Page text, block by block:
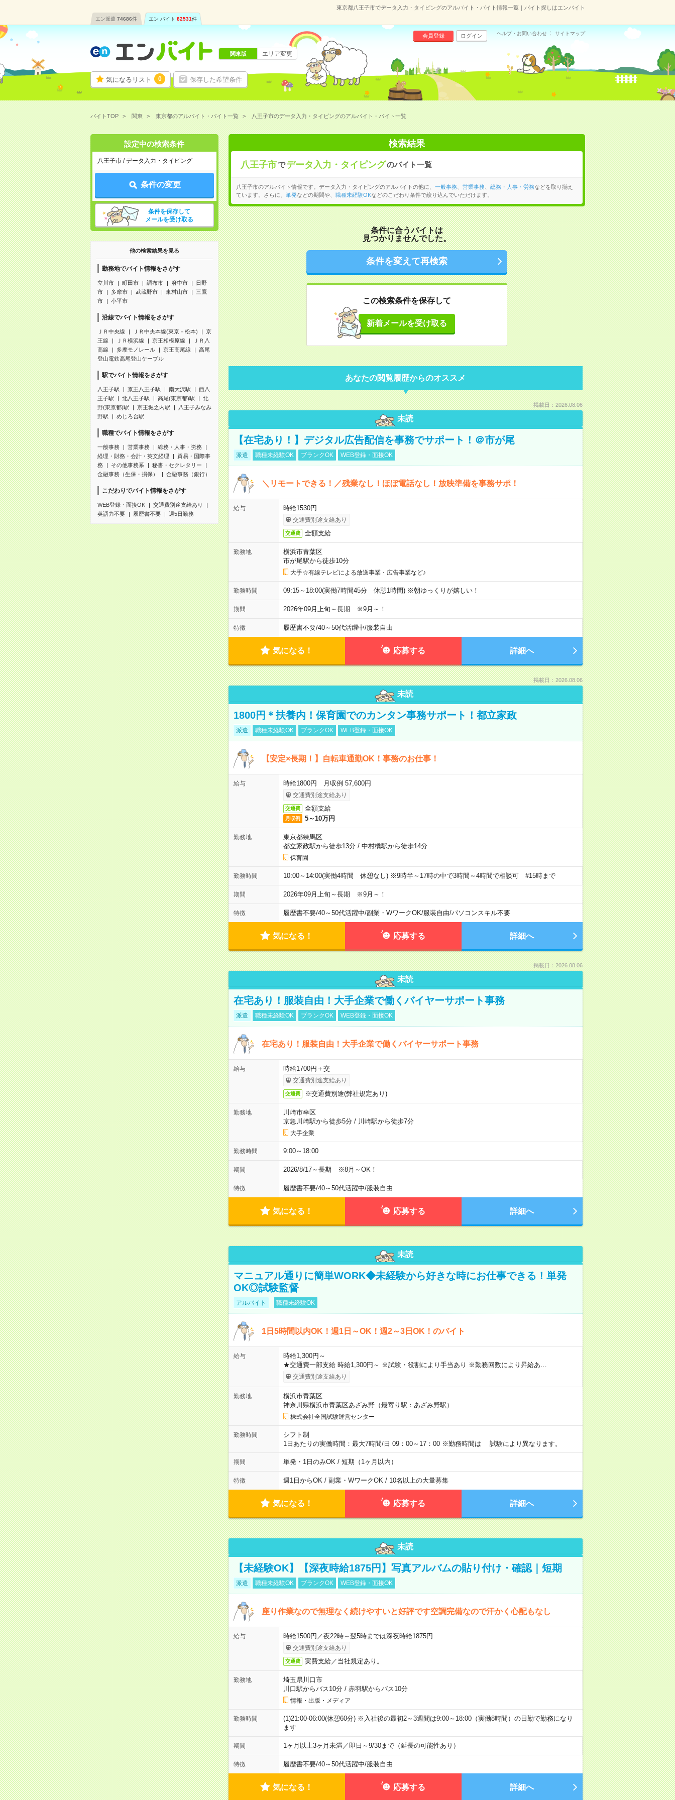
東京都八王子市でデータ入力・タイピングのアルバイト・バイト情報一覧｜バイト探しはエンバイト
エン派遣 74686件 エン バイト 82531件
気になるリスト 0 保存した希望条件
会員登録 ログイン ヘルプ・お問い合わせ サイトマップ
関東版 エリア変更
バイトTOP 関東 東京都のアルバイト・バイト一覧 八王子市のデータ入力・タイピングのアルバイト・バイト一覧
設定中の検索条件
八王子市 / データ入力・タイピング
条件の変更
条件を保存して
メールを受け取る
他の検索結果を見る
勤務地でバイト情報をさがす
立川市 町田市 調布市 府中市
日野
市
多摩市 武蔵野市 東村山市
三鷹
市
小平市
沿線でバイト情報をさがす
ＪＲ中央線 ＪＲ中央本線(東京－松本)
京
王線
ＪＲ横浜線 京王相模原線
ＪＲ八
高線
多摩モノレール 京王高尾線
高尾
登山電鉄高尾登山ケーブル
駅でバイト情報をさがす
八王子駅 京王八王子駅 南大沢駅
西八
王子駅
北八王子駅 高尾(東京都)駅
北
野(東京都)駅
京王堀之内駅
八王子みなみ
野駅
めじろ台駅
職種でバイト情報をさがす
一般事務 営業事務
総務・人事・労務
経理・財務・会計・英文経理
貿易・国際事
務
その他事務系
秘書・セクレタリー
金融事務（生保・損保）
金融事務（銀行）
こだわりでバイト情報をさがす
WEB登録・面接OK
交通費別途支給あり
英語力不要
履歴書不要 週5日勤務
検索結果
八王子市で データ入力・タイピングのバイト一覧
八王子市のアルバイト情報です。データ入力・タイピングのアルバイトの他に、 一般事務、 営業事務、 総務・人事・労務などを取り揃え
ています。さらに、
単発などの期間や、 職種未経験OKなどのこだわり条件で絞り込んでいただけます。
条件に合うバイトは
見つかりませんでした。
条件を変えて再検索
この検索条件を保存して
新着メールを受け取る
あなたの閲覧履歴からのオススメ
掲載日：2026.08.06
未読
【在宅あり！】デジタル広告配信を事務でサポート！＠市が尾
派遣 職種未経験OK ブランクOK WEB登録・面接OK
＼リモートできる！／残業なし！ほぼ電話なし！放映準備を事務サポ！
給与 時給1530円
交通費別途支給あり
交通費 全額支給
勤務地
横浜市青葉区
市が尾駅から徒歩10分
大手☆有線テレビによる放送事業・広告事業など♪
勤務時間 09:15～18:00(実働7時間45分 休憩1時間) ※朝ゆっくりが嬉しい！
期間 2026年09月上旬～長期 ※9月～！
特徴 履歴書不要/40～50代活躍中/服装自由
気になる！ 応募する 詳細へ
掲載日：2026.08.06
未読
1800円＊扶養内！保育園でのカンタン事務サポート！都立家政
派遣 職種未経験OK ブランクOK WEB登録・面接OK
【安定×長期！】自転車通勤OK！事務のお仕事！
給与 時給1800円 月収例 57,600円
交通費別途支給あり
交通費 全額支給
月収例 5～10万円
勤務地
東京都練馬区
都立家政駅から徒歩13分/ 中村橋駅から徒歩14分
保育園
勤務時間 10:00～14:00(実働4時間 休憩なし) ※9時半～17時の中で3時間～4時間で相談可 #15時まで
期間 2026年09月上旬～長期 ※9月～！
特徴 履歴書不要/40～50代活躍中/副業・WワークOK/服装自由/パソコンスキル不要
気になる！ 応募する 詳細へ
掲載日：2026.08.06
未読
在宅あり！服装自由！大手企業で働くバイヤーサポート事務
派遣 職種未経験OK ブランクOK WEB登録・面接OK
在宅あり！服装自由！大手企業で働くバイヤーサポート事務
給与 時給1700円＋交
交通費別途支給あり
交通費 ※交通費別途(弊社規定あり)
勤務地
川崎市幸区
京急川崎駅から徒歩5分/ 川崎駅から徒歩7分
大手企業
勤務時間 9:00～18:00
期間 2026/8/17～長期 ※8月～OK！
特徴 履歴書不要/40～50代活躍中/服装自由
気になる！ 応募する 詳細へ
未読
マニュアル通りに簡単WORK◆未経験から好きな時にお仕事できる！単発
OK◎試験監督
アルバイト 職種未経験OK
1日5時間以内OK！週1日～OK！週2～3日OK！のバイト
給与
時給1,300円～
★交通費一部支給 時給1,300円～ ※試験・役割により手当あり ※勤務回数により昇給あ…
交通費別途支給あり
勤務地
横浜市青葉区
神奈川県横浜市青葉区あざみ野（最寄り駅：あざみ野駅）
株式会社全国試験運営センター
勤務時間
シフト制
1日あたりの実働時間：最大7時間/日 09：00～17：00 ※勤務時間は 試験により異なります。
期間 単発・1日のみOK / 短期（1ヶ月以内）
特徴 週1日からOK / 副業・WワークOK / 10名以上の大量募集
気になる！ 応募する 詳細へ
未読
【未経験OK】【深夜時給1875円】写真アルバムの貼り付け・確認｜短期
派遣 職種未経験OK ブランクOK WEB登録・面接OK
座り作業なので無理なく続けやすいと好評です空調完備なので汗かく心配もなし
給与 時給1500円／夜22時～翌5時までは深夜時給1875円
交通費別途支給あり
交通費 実費支給／当社規定あり。
勤務地
埼玉県川口市
川口駅からバス10分/ 赤羽駅からバス10分
情報・出版・メディア
勤務時間
(1)21:00-06:00(休憩60分) ※入社後の最初2～3週間は9:00～18:00（実働8時間）の日勤で勤務になり
ます
期間 1ヶ月以上3ヶ月未満／即日～9/30まで（延長の可能性あり）
特徴 履歴書不要/40～50代活躍中/服装自由
気になる！ 応募する 詳細へ